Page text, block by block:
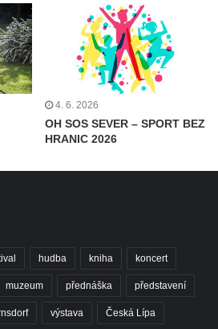
4. 6. 2026
OH SOS SEVER – SPORT BEZ
HRANIC 2026
hudba kniha koncert
muzeum přednáška představení
výstava Česká Lípa